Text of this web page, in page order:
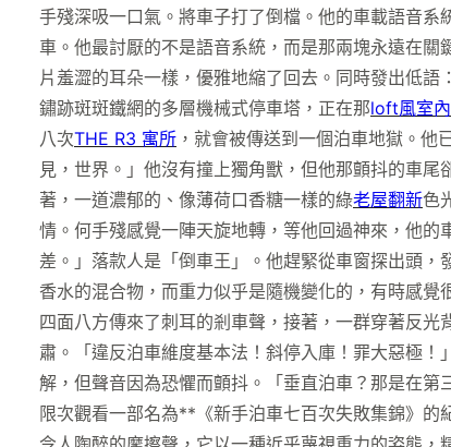
手殘深吸一口氣。將車子打了倒檔。他的車載語音
車。他最討厭的不是語音系統，而是那兩塊永遠在關
片羞澀的耳朵一樣，優雅地縮了回去。同時發出低語
鏽跡斑斑鐵網的多層機械式停車塔，正在那loft風室
八次THE R3 寓所 ，就會被傳送到一個泊車地獄。
見，世界。」他沒有撞上獨角獸，但他那顫抖的車尾
著，一道濃郁的、像薄荷口香糖一樣的綠老屋翻新色
情。何手殘感覺一陣天旋地轉，等他回過神來，他
差。」落款人是「倒車王」。他趕緊從車窗探出頭
香水的混合物，而重力似乎是隨機變化的，有時感
四面八方傳來了刺耳的剎車聲，接著，一群穿著反
肅。「違反泊車維度基本法！斜停入庫！罪大惡極
解，但聲音因為恐懼而顫抖。「垂直泊車？那是在
限次觀看一部名為**《新手泊車七百次失敗集錦》